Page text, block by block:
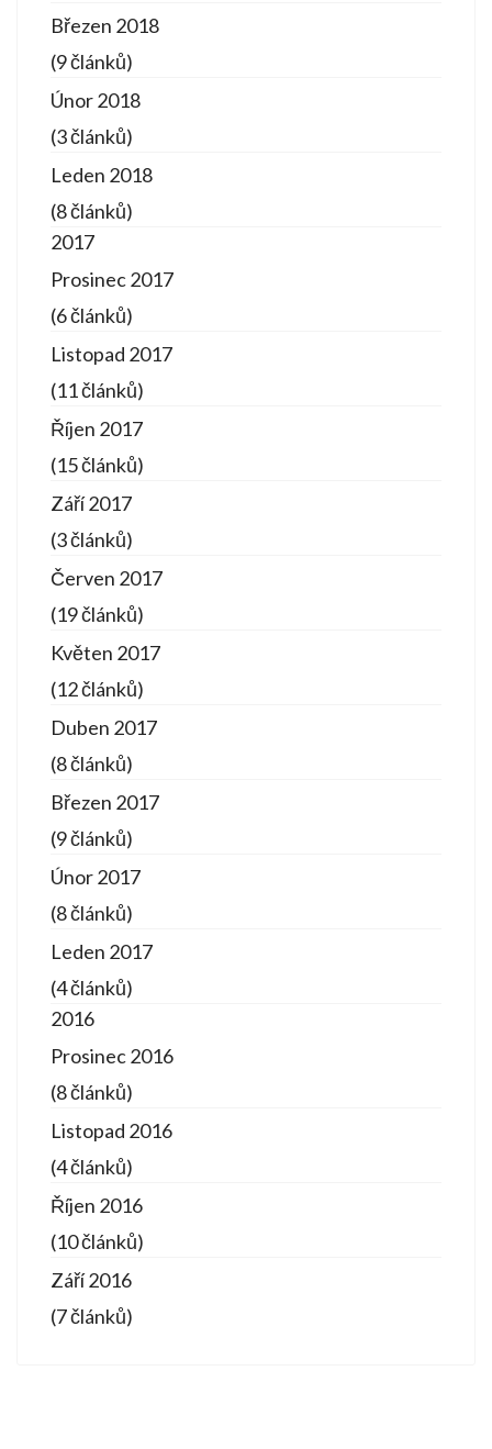
Březen 2018
(9 článků)
Únor 2018
(3 článků)
Leden 2018
(8 článků)
2017
Prosinec 2017
(6 článků)
Listopad 2017
(11 článků)
Říjen 2017
(15 článků)
Září 2017
(3 článků)
Červen 2017
(19 článků)
Květen 2017
(12 článků)
Duben 2017
(8 článků)
Březen 2017
(9 článků)
Únor 2017
(8 článků)
Leden 2017
(4 článků)
2016
Prosinec 2016
(8 článků)
Listopad 2016
(4 článků)
Říjen 2016
(10 článků)
Září 2016
(7 článků)